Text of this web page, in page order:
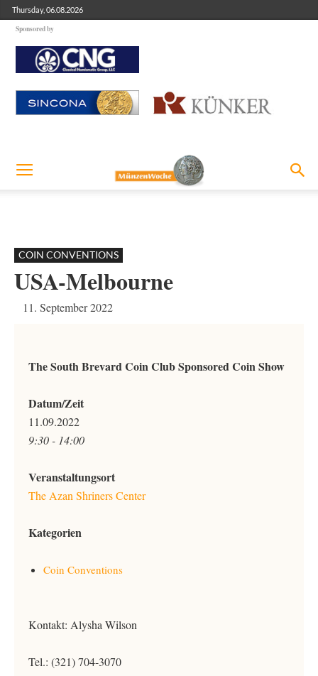
Thursday, 06.08.2026
Sponsored by
COIN CONVENTIONS
USA-Melbourne
11. September 2022
The South Brevard Coin Club Sponsored Coin Show
Datum/Zeit
11.09.2022
9:30 - 14:00
Veranstaltungsort
The Azan Shriners Center
Kategorien
Coin Conventions
Kontakt: Alysha Wilson
Tel.: (321) 704-3070